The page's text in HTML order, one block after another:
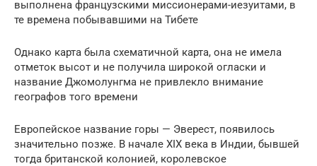
выполнена французскими миссионерами-иезуитами, в
те времена побывавшими на Тибете
Однако карта была схематичной карта, она не имела
отметок высот и не получила широкой огласки и
название Джомолунгма не привлекло внимание
географов того времени
Европейское название горы — Эверест, появилось
значительно позже. В начале XIX века в Индии, бывшей
тогда британской колонией, королевское